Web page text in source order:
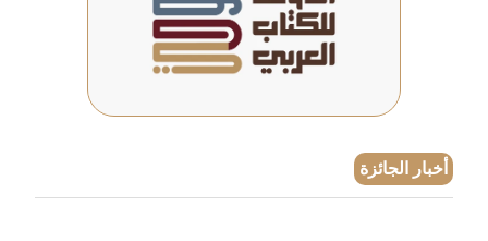
أخبار الجائزة